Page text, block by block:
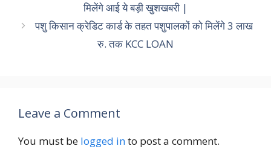
मिलेंगे आई ये बड़ी खुशखबरी |
पशु किसान क्रेडिट कार्ड के तहत पशुपालकों को मिलेंगे 3 लाख
रु. तक KCC LOAN
Leave a Comment
You must be logged into post a comment.